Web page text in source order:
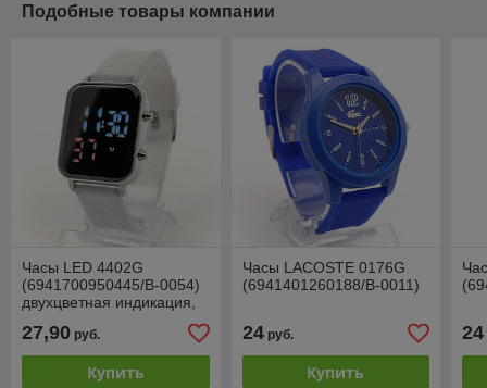
Подобные товары компании
Часы LED 4402G
(6941700950445/B-0054)
двухцветная индикация,
27,90 руб.
Купить
Часы LACOSTE 0176G
(6941401260188/B-0011)
24руб.
Купить
24